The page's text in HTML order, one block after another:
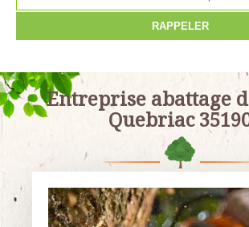
Entreprise abattage
Quebriac